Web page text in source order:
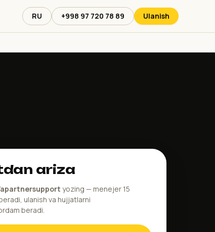
RU +998 97 720 78 89 Ulanish
ariza
yozing — menejer 15
ulanish va hujjatlarni
beradi.